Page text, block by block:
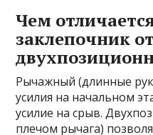
Чем
заклепочник от
Рычажный (длинные
усилия на начальном
усилие на срыв.
плечом рычага)